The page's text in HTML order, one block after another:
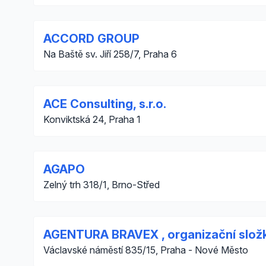
ACCORD GROUP
Na Baště sv. Jiří 258/7, Praha 6
ACE Consulting, s.r.o.
Konviktská 24, Praha 1
AGAPO
Zelný trh 318/1, Brno-Střed
AGENTURA BRAVEX , organizační
Václavské náměstí 835/15, Praha - Nové Město